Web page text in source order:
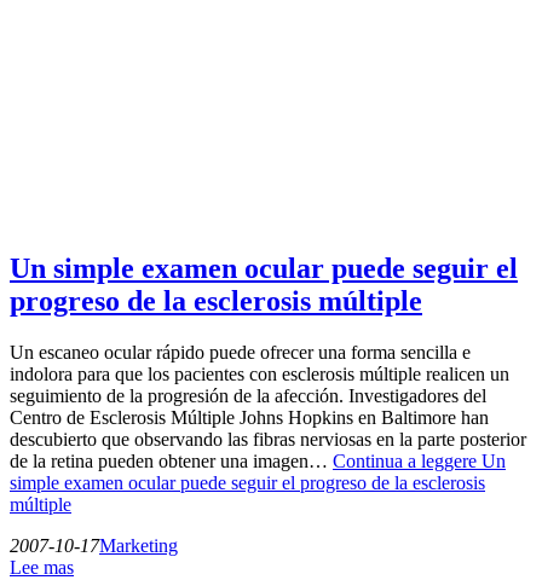
Un simple examen ocular puede seguir el
progreso de la esclerosis múltiple
Un escaneo ocular rápido puede ofrecer una forma sencilla e
indolora para que los pacientes con esclerosis múltiple realicen un
seguimiento de la progresión de la afección. Investigadores del
Centro de Esclerosis Múltiple Johns Hopkins en Baltimore han
descubierto que observando las fibras nerviosas en la parte posterior
de la retina pueden obtener una imagen… Continua a leggere Un
simple examen ocular puede seguir el progreso de la esclerosis
múltiple
2007-10-17Marketing
Lee mas